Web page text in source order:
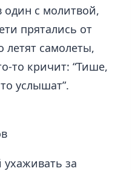
один с молитвой,
прятались от
летят самолеты,
то кричит: “Тише,
услышат”.
за